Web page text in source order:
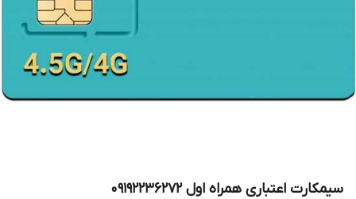
سیمکارت اعتباری همراه اول 09192236272